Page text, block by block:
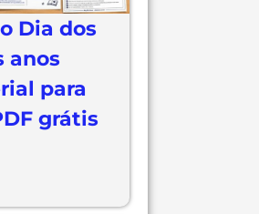
Dia dos
anos
para
grátis